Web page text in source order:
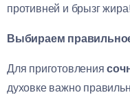
противней и брызг
Выбираем
Для приготовления
духовке важно